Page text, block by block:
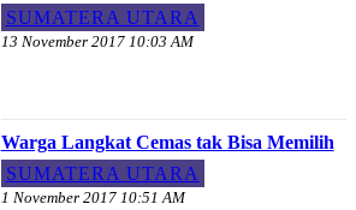
SUMATERA UTARA
13 November 2017 10:03 AM
Warga Langkat Cemas tak Bisa Memilih
SUMATERA UTARA
1 November 2017 10:51 AM